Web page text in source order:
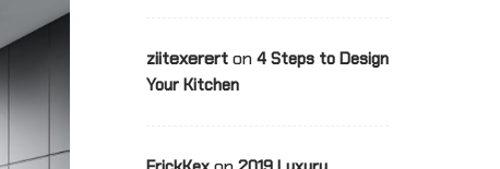
ziitexererton 4 Steps to Design
Your Kitchen